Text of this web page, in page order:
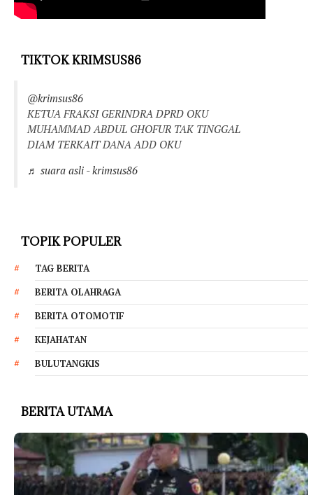
TIKTOK KRIMSUS86
@krimsus86
KETUA FRAKSI GERINDRA DPRD OKU
MUHAMMAD ABDUL GHOFUR TAK TINGGAL
DIAM TERKAIT DANA ADD OKU
♬ suara asli - krimsus86
TOPIK POPULER
TAG BERITA
BERITA OLAHRAGA
BERITA OTOMOTIF
KEJAHATAN
BULUTANGKIS
BERITA UTAMA